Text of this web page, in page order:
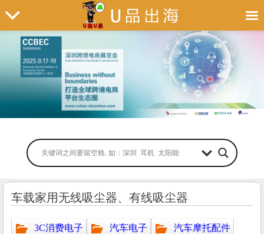
车载家用无线吸尘器、有线吸尘器
3C消费电子 汽车电子 汽车摩托配件